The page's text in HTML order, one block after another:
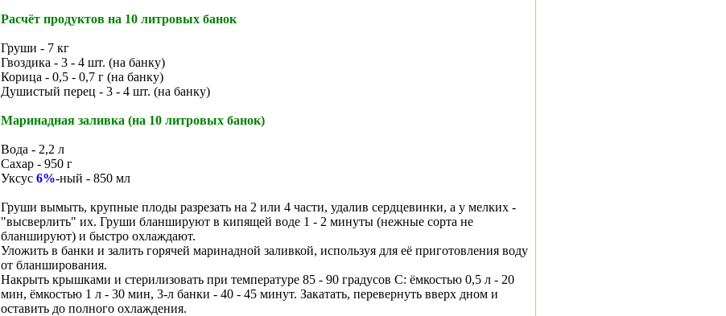
Расчёт продуктов на 10 литровых банок
Груши - 7 кг
Гвоздика - 3 - 4 шт. (на банку)
Корица - 0,5 - 0,7 г (на банку)
Душистый перец - 3 - 4 шт. (на банку)
Маринадная заливка (на 10 литровых банок)
Вода - 2,2 л
Сахар - 950 г
Уксус 6%-ный - 850 мл
Груши вымыть, крупные плоды разрезать на 2 или 4 части, удалив сердцевинки, а у мелких -
"высверлить" их. Груши бланшируют в кипящей воде 1 - 2 минуты (нежные сорта не
бланшируют) и быстро охлаждают.
Уложить в банки и залить горячей маринадной заливкой, используя для её приготовления воду
от бланширования.
Накрыть крышками и стерилизовать при температуре 85 - 90 градусов С: ёмкостью 0,5 л - 20
мин, ёмкостью 1 л - 30 мин, 3-л банки - 40 - 45 минут. Закатать, перевернуть вверх дном и
оставить до полного охлаждения.